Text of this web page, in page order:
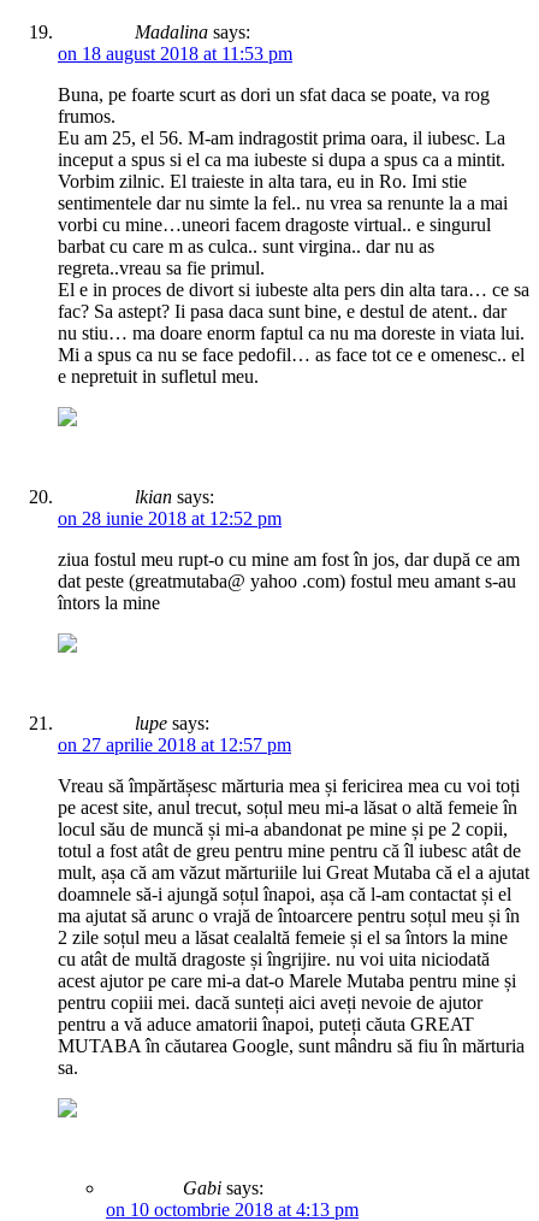
Madalina says:
on 18 august 2018 at 11:53 pm
Buna, pe foarte scurt as dori un sfat daca se poate, va rog
frumos.
Eu am 25, el 56. M-am indragostit prima oara, il iubesc. La
inceput a spus si el ca ma iubeste si dupa a spus ca a mintit.
Vorbim zilnic. El traieste in alta tara, eu in Ro. Imi stie
sentimentele dar nu simte la fel.. nu vrea sa renunte la a mai
vorbi cu mine…uneori facem dragoste virtual.. e singurul
barbat cu care m as culca.. sunt virgina.. dar nu as
regreta..vreau sa fie primul.
El e in proces de divort si iubeste alta pers din alta tara… ce sa
fac? Sa astept? Ii pasa daca sunt bine, e destul de atent.. dar
nu stiu… ma doare enorm faptul ca nu ma doreste in viata lui.
Mi a spus ca nu se face pedofil… as face tot ce e omenesc.. el
e nepretuit in sufletul meu.
lkian says:
on 28 iunie 2018 at 12:52 pm
ziua fostul meu rupt-o cu mine am fost în jos, dar după ce am
dat peste (greatmutaba@ yahoo .com) fostul meu amant s-au
întors la mine
lupe says:
on 27 aprilie 2018 at 12:57 pm
Vreau să împărtășesc mărturia mea și fericirea mea cu voi toți
pe acest site, anul trecut, soțul meu mi-a lăsat o altă femeie în
locul său de muncă și mi-a abandonat pe mine și pe 2 copii,
totul a fost atât de greu pentru mine pentru că îl iubesc atât de
mult, așa că am văzut mărturiile lui Great Mutaba că el a ajutat
doamnele să-i ajungă soțul înapoi, așa că l-am contactat și el
ma ajutat să arunc o vrajă de întoarcere pentru soțul meu și în
2 zile soțul meu a lăsat cealaltă femeie și el sa întors la mine
cu atât de multă dragoste și îngrijire. nu voi uita niciodată
acest ajutor pe care mi-a dat-o Marele Mutaba pentru mine și
pentru copiii mei. dacă sunteți aici aveți nevoie de ajutor
pentru a vă aduce amatorii înapoi, puteți căuta GREAT
MUTABA în căutarea Google, sunt mândru să fiu în mărturia
sa.
Gabi says:
on 10 octombrie 2018 at 4:13 pm